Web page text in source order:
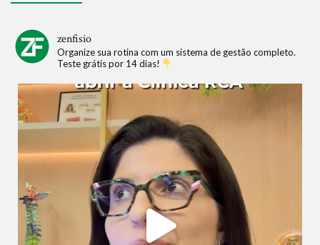
zenfisio
Organize sua rotina com um sistema de gestão completo.
Teste grátis por 14 dias!